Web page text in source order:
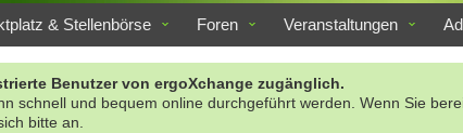
& Stellenbörse Foren Veranstaltungen
Benutzer von ergoXchange zugänglich.
schnell und bequem online durchgeführt werden. Wenn Sie
bitte an.